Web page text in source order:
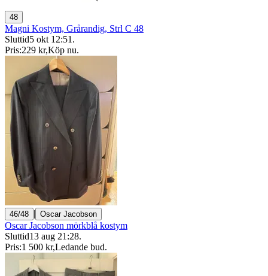
48
Magni Kostym, Grårandig, Strl C 48
Sluttid5 okt 12:51 .
Pris:229 kr,Köp nu.
46/48 | Oscar Jacobson
Oscar Jacobson mörkblå kostym
Sluttid13 aug 21:28.
Pris:1 500 kr,Ledande bud.